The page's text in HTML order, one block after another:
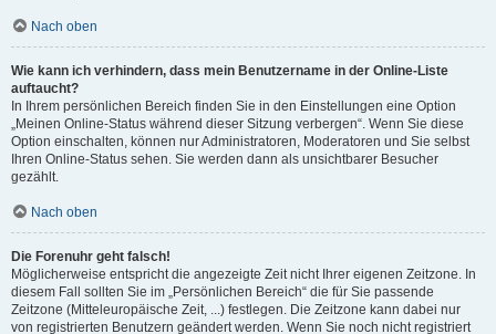
Nach oben
Wie kann ich verhindern, dass mein Benutzername in der Online-Liste
auftaucht?
In Ihrem persönlichen Bereich finden Sie in den Einstellungen eine Option
„Meinen Online-Status während dieser Sitzung verbergen“. Wenn Sie diese
Option einschalten, können nur Administratoren, Moderatoren und Sie selbst
Ihren Online-Status sehen. Sie werden dann als unsichtbarer Besucher
gezählt.
Nach oben
Die Forenuhr geht falsch!
Möglicherweise entspricht die angezeigte Zeit nicht Ihrer eigenen Zeitzone. In
diesem Fall sollten Sie im „Persönlichen Bereich“ die für Sie passende
Zeitzone (Mitteleuropäische Zeit, ...) festlegen. Die Zeitzone kann dabei nur
von registrierten Benutzern geändert werden. Wenn Sie noch nicht registriert